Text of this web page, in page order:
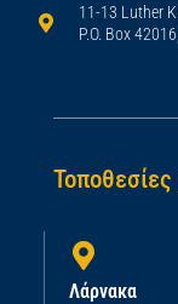
11-13 Luther
P.O. Box
Λάρνακα